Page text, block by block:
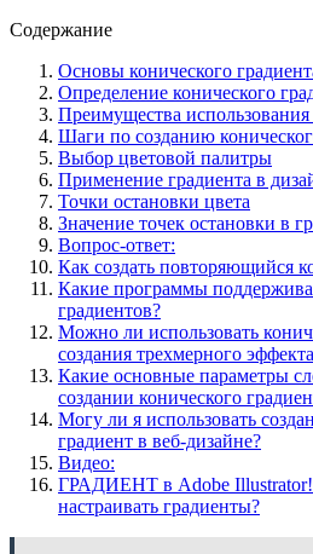
Содержание
Основы конического
Определение конического
Преимущества
Шаги по созданию
Выбор цветовой палитры
Применение градиента в
Точки остановки цвета
Значение точек остановки в
Вопрос-ответ:
Как создать повторяющийся
Какие программы
градиентов?
Можно ли использовать
создания трехмерного
Какие основные параметры
создании конического
Могу ли я использовать
градиент в веб-дизайне?
Видео:
ГРАДИЕНТ в Adobe Illustrator!
настраивать градиенты?